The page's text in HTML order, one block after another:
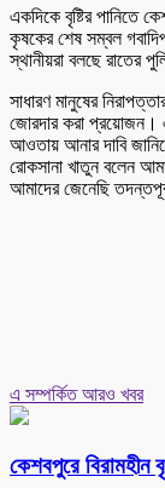
একদিকে বৃষ্টির পানিতে
কৃষকের শেষ সম্বল
স্থানীয়রা বলছে রাতের
সাধারণ মানুষের
জোরদার করা প্রয়োজন।
আওতায় আনার দাবি
রোকসানা খাতুন বলেন
আমাদের জেনেছি
এ সম্পর্কিত আরও খবর
কেশবপুরে বিরামহীন